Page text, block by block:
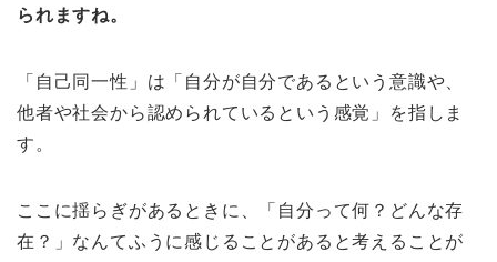
られますね。
「自己同一性」は「自分が自分であるという意識や、
他者や社会から認められているという感覚」を指しま
す。
ここに揺らぎがあるときに、「自分って何？どんな存
在？」なんてふうに感じることがあると考えることが